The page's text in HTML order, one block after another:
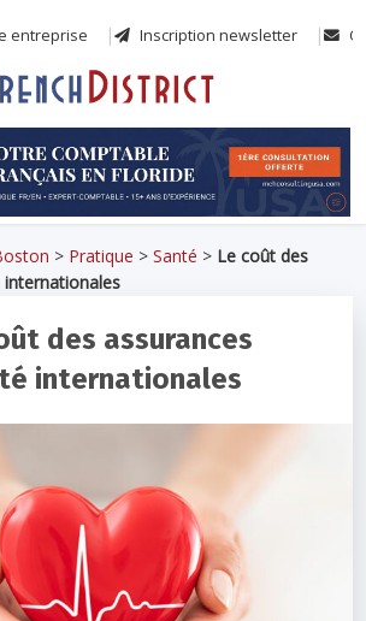
entreprise Inscription newsletter
> Pratique >Santé > Le coût des
internationales
des assurances
internationales